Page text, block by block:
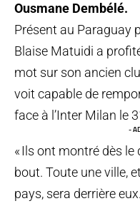
Ousmane Dembélé.
Présent au Paraguay
Blaise Matuidi a
mot sur son ancien
voit capable de
face à l’Inter Milan le
-
« Ils ont montré dès le
bout. Toute une ville,
pays, sera derrière